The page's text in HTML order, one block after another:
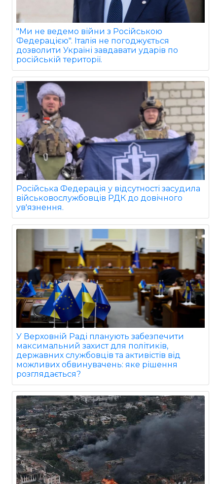
"Ми не ведемо війни з Російською
Федерацією". Італія не погоджується
дозволити Україні завдавати ударів по
російській території.
Російська Федерація у відсутності засудила
військовослужбовців РДК до довічного
ув'язнення.
У Верховній Раді планують забезпечити
максимальний захист для політиків,
державних службовців та активістів від
можливих обвинувачень: яке рішення
розглядається?